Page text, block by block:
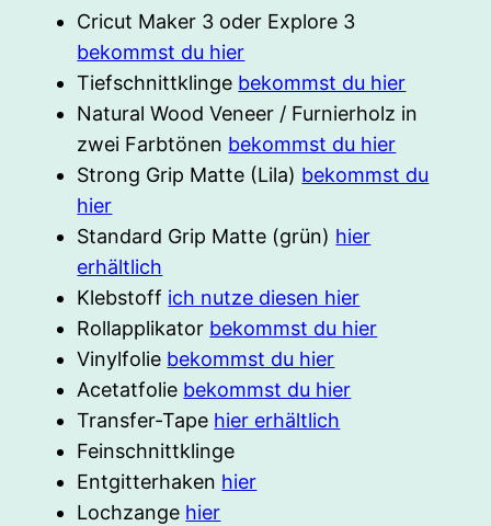
Cricut Maker 3 oder Explore 3
bekommst du hier
Tiefschnittklinge bekommst du hier
Natural Wood Veneer / Furnierholz in
zwei Farbtönen bekommst du hier
Strong Grip Matte (Lila) bekommst du
hier
Standard Grip Matte (grün) hier
erhältlich
Klebstoff ich nutze diesen hier
Rollapplikator bekommst du hier
Vinylfolie bekommst du hier
Acetatfolie bekommst du hier
Transfer-Tape hier erhältlich
Feinschnittklinge
Entgitterhaken hier
Lochzange hier